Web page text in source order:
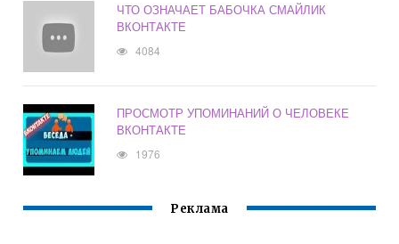
ЧТО ОЗНАЧАЕТ БАБОЧКА СМАЙЛИК
ВКОНТАКТЕ
4084
ПРОСМОТР УПОМИНАНИЙ О ЧЕЛОВЕКЕ
ВКОНТАКТЕ
1976
Реклама